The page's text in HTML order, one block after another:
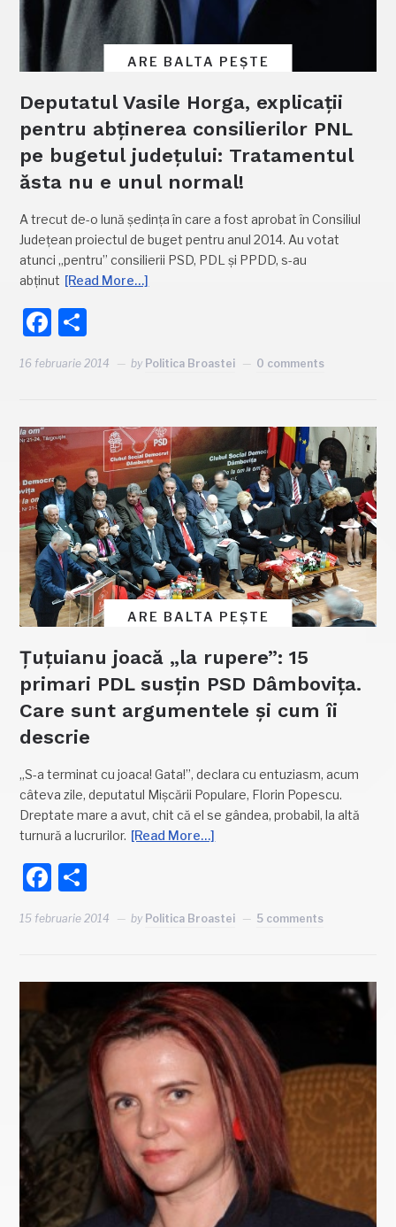
ARE BALTA PEȘTE
Deputatul Vasile Horga, explicații
pentru abținerea consilierilor PNL
pe bugetul județului: Tratamentul
ăsta nu e unul normal!
A trecut de-o lună ședința în care a fost aprobat în Consiliul
Județean proiectul de buget pentru anul 2014. Au votat
atunci „pentru” consilierii PSD, PDL și PPDD, s-au
abținut [Read More…]
Facebook
16 februarie 2014 by Politica Broastei 0 comments
ARE BALTA PEȘTE
Țuțuianu joacă „la rupere”: 15
primari PDL susțin PSD Dâmbovița.
Care sunt argumentele și cum îi
descrie
„S-a terminat cu joaca! Gata!”, declara cu entuziasm, acum
câteva zile, deputatul Mișcării Populare, Florin Popescu.
Dreptate mare a avut, chit că el se gândea, probabil, la altă
turnură a lucrurilor. [Read More…]
Facebook
15 februarie 2014 by Politica Broastei 5 comments